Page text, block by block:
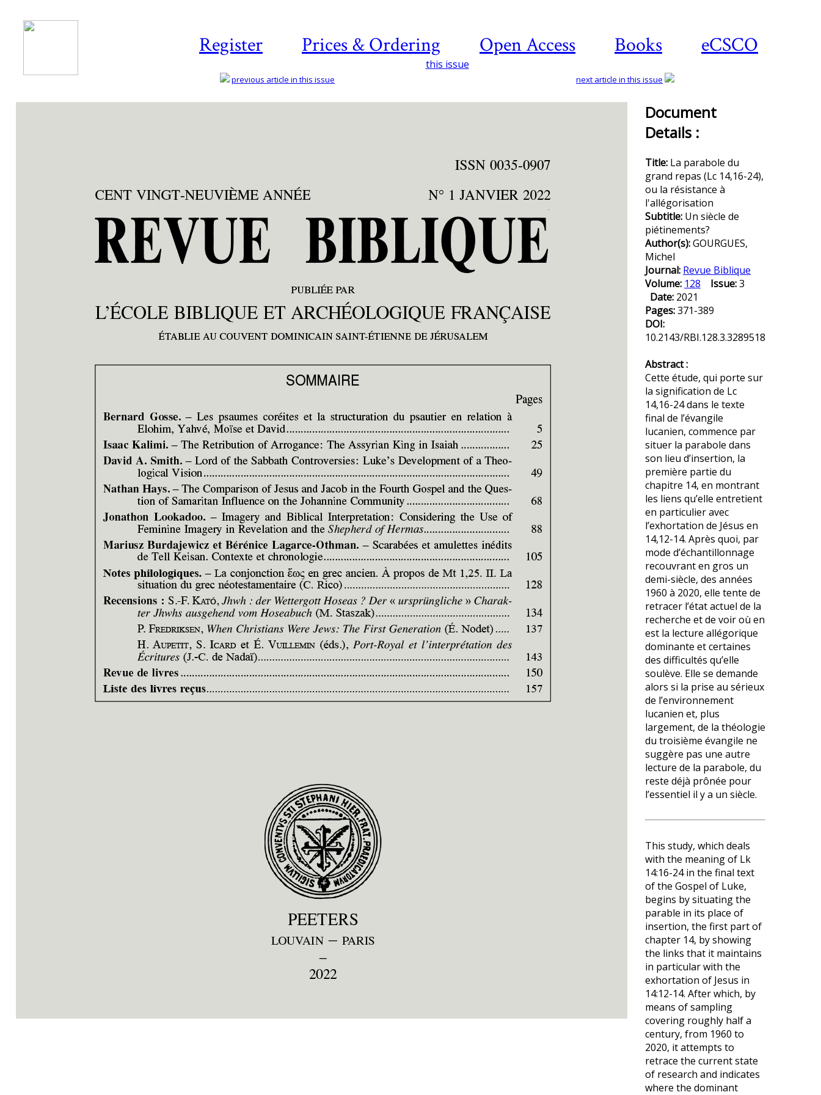
Register Prices & Ordering Open Access Books eCSCO
this issue
previous article in this issue next article in this issue
Document
Details :
Title: La parabole du
grand repas (Lc 14,16-24),
ou la résistance à
l'allégorisation
Subtitle: Un siècle de
piétinements?
Author(s):GOURGUES,
Michel
Journal: Revue Biblique
Volume: 128 Issue:3
Date: 2021
Pages:371-389
DOI:
10.2143/RBI.128.3.3289518
Abstract :
Cette étude, qui porte sur
la signification de Lc
14,16-24 dans le texte
final de l’évangile
lucanien, commence par
situer la parabole dans
son lieu d’insertion, la
première partie du
chapitre 14, en montrant
les liens qu’elle entretient
en particulier avec
l’exhortation de Jésus en
14,12-14. Après quoi, par
mode d’échantillonnage
recouvrant en gros un
demi-siècle, des années
1960 à 2020, elle tente de
retracer l’état actuel de la
recherche et de voir où en
est la lecture allégorique
dominante et certaines
des difficultés qu’elle
soulève. Elle se demande
alors si la prise au sérieux
de l’environnement
lucanien et, plus
largement, de la théologie
du troisième évangile ne
suggère pas une autre
lecture de la parabole, du
reste déjà prônée pour
l’essentiel il y a un siècle.
This study, which deals
with the meaning of Lk
14:16-24 in the final text
of the Gospel of Luke,
begins by situating the
parable in its place of
insertion, the first part of
chapter 14, by showing
the links that it maintains
in particular with the
exhortation of Jesus in
14:12-14. After which, by
means of sampling
covering roughly half a
century, from 1960 to
2020, it attempts to
retrace the current state
of research and indicates
where the dominant